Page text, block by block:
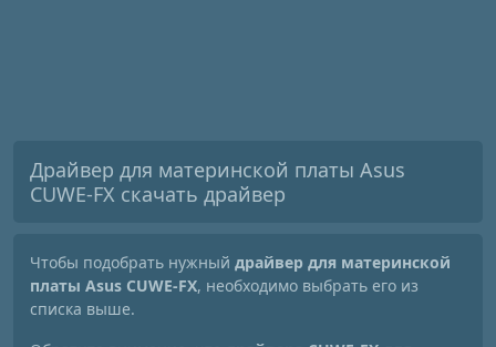
Драйвер для материнской платы Asus
CUWE-FX скачать драйвер
Чтобы подобрать нужный драйвер для материнской
платы Asus CUWE-FX, необходимо выбрать его из
списка выше.